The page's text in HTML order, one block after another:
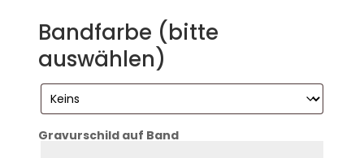
Bandfarbe (bitte
auswählen)
Gravurschild auf Band